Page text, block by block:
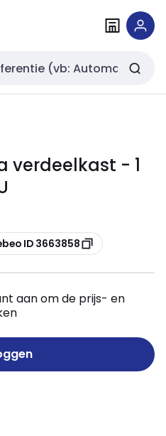
verdeelkast - 1
ID 3663858
aan om de prijs- en